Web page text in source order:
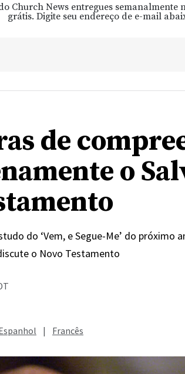
Church News entregues semanalmente
grátis. Digite seu endereço de e-mail
de
o
do ‘Vem, e Segue-Me’ do próximo
o Novo Testamento
| Francês